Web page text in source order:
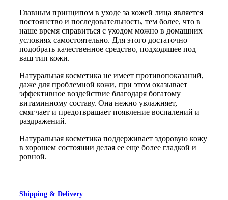
Главным принципом в уходе за кожей лица является
постоянство и последовательность, тем более, что в
наше время справиться с уходом можно в домашних
условиях самостоятельно. Для этого достаточно
подобрать качественное средство, подходящее под
ваш тип кожи.
Натуральная косметика не имеет противопоказаний,
даже для проблемной кожи, при этом оказывает
эффективное воздействие благодаря богатому
витаминному составу. Она нежно увлажняет,
смягчает и предотвращает появление воспалений и
раздражений.
Натуральная косметика поддерживает здоровую кожу
в хорошем состоянии делая ее еще более гладкой и
ровной.
Shipping & Delivery